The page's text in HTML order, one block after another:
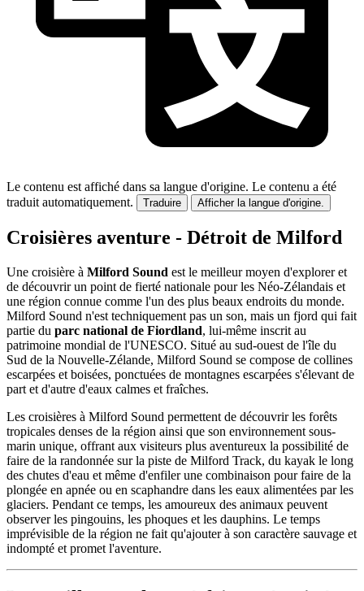
Le contenu est affiché dans sa langue d'origine. Le contenu a été
traduit automatiquement.
Traduire Afficher la langue d'origine.
Croisières aventure - Détroit de Milford
Une croisière à Milford Sound est le meilleur moyen d'explorer et
de découvrir un point de fierté nationale pour les Néo-Zélandais et
une région connue comme l'un des plus beaux endroits du monde.
Milford Sound n'est techniquement pas un son, mais un fjord qui fait
partie du parc national de Fiordland, lui-même inscrit au
patrimoine mondial de l'UNESCO. Situé au sud-ouest de l'île du
Sud de la Nouvelle-Zélande, Milford Sound se compose de collines
escarpées et boisées, ponctuées de montagnes escarpées s'élevant de
part et d'autre d'eaux calmes et fraîches.
Les croisières à Milford Sound permettent de découvrir les forêts
tropicales denses de la région ainsi que son environnement sous-
marin unique, offrant aux visiteurs plus aventureux la possibilité de
faire de la randonnée sur la piste de Milford Track, du kayak le long
des chutes d'eau et même d'enfiler une combinaison pour faire de la
plongée en apnée ou en scaphandre dans les eaux alimentées par les
glaciers. Pendant ce temps, les amoureux des animaux peuvent
observer les pingouins, les phoques et les dauphins. Le temps
imprévisible de la région ne fait qu'ajouter à son caractère sauvage et
indompté et promet l'aventure.